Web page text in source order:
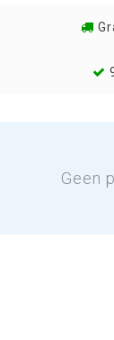
Geen